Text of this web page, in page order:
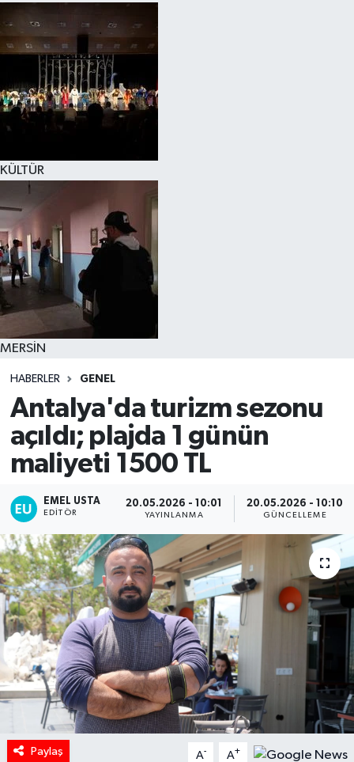
KÜLTÜR
MERSİN
HABERLER GENEL
Antalya'da turizm sezonu
açıldı; plajda 1 günün
maliyeti 1500 TL
EMEL USTA
EDITÖR
20.05.2026 - 10:01
YAYINLANMA
20.05.2026 - 10:10
GÜNCELLEME
Paylaş A- A+